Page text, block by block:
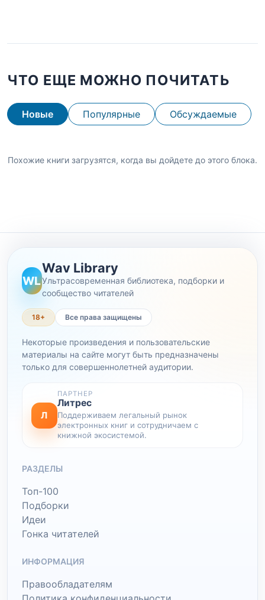
ЧТО ЕЩЕ МОЖНО ПОЧИТАТЬ
Новые Популярные Обсуждаемые
Похожие книги загрузятся, когда вы дойдете до этого блока.
WL
Wav Library
Ультрасовременная библиотека, подборки и
сообщество читателей
18+ Все права защищены
Некоторые произведения и пользовательские
материалы на сайте могут быть предназначены
только для совершеннолетней аудитории.
Л
ПАРТНЕР
Литрес
Поддерживаем легальный рынок
электронных книг и сотрудничаем с
книжной экосистемой.
РАЗДЕЛЫ
Топ-100
Подборки
Идеи
Гонка читателей
ИНФОРМАЦИЯ
Правообладателям